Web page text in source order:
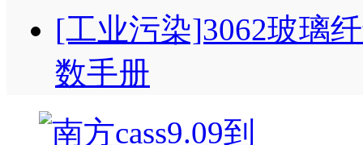
[工业污染]3062玻璃
数手册